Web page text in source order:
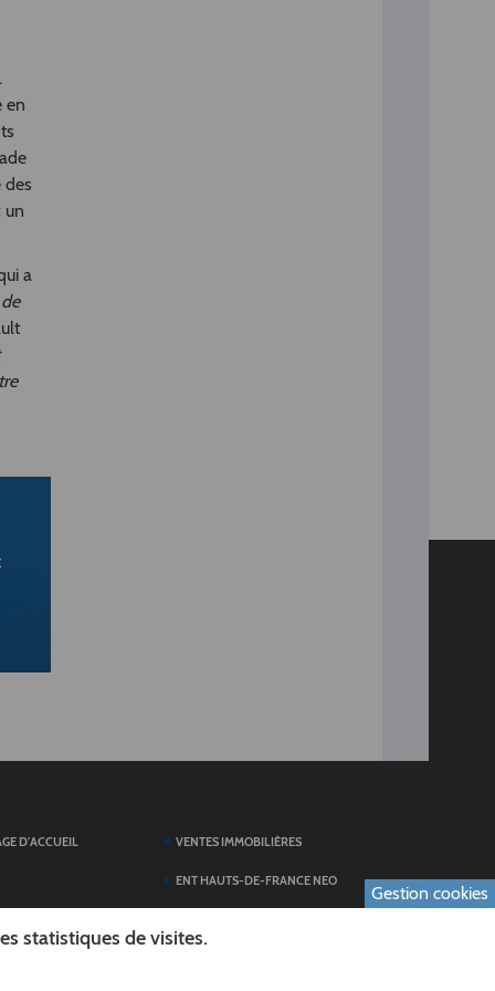
en
des
un
a
D'ACCUEIL VENTES IMMOBILIÈRES
ENT HAUTS-DE-FRANCE NEO
Gestion cookies
statistiques de visites.